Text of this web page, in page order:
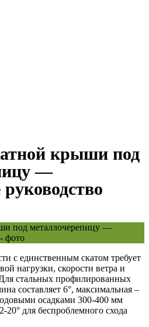
крыши под
—
с единственным скатом требует
нагрузки, скорости ветра и
стальных профилированных
составляет 6°, максимальная –
осадками 300-400 мм
20° для беспроблемного схода